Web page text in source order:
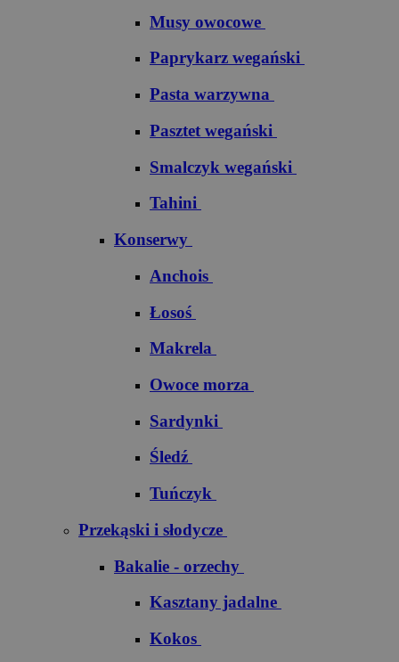
Musy owocowe
Paprykarz wegański
Pasta warzywna
Pasztet wegański
Smalczyk wegański
Tahini
Konserwy
Anchois
Łosoś
Makrela
Owoce morza
Sardynki
Śledź
Tuńczyk
Przekąski i słodycze
Bakalie - orzechy
Kasztany jadalne
Kokos